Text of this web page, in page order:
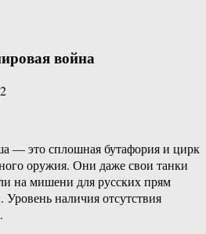
война
— это сплошная бутафория и цирк
оружия. Они даже свои танки
на мишени для русских прям
наличия отсутствия